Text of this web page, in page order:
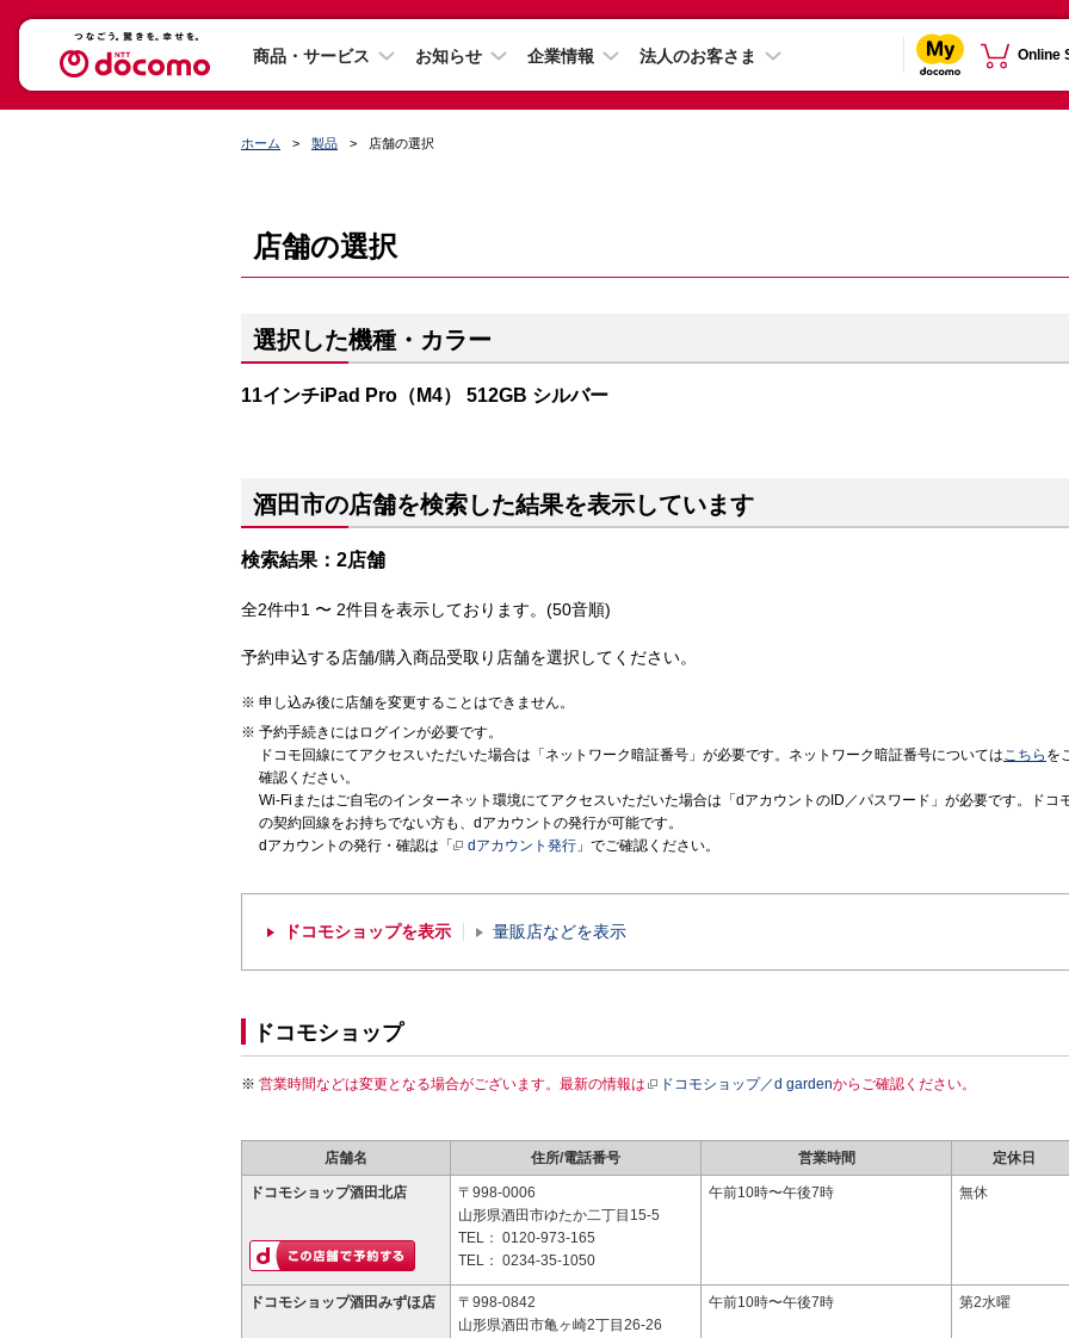
商品・サービス お知らせ 企業情報 法人のお客さま Online
ホーム 製品 店舗の選択
店舗の選択
選択した機種・カラー
11インチiPad Pro（M4） 512GB シルバー
酒田市の店舗を検索した結果を表示しています
検索結果：2店舗
全2件中1 〜 2件目を表示しております。(50音順)
予約申込する店舗/購入商品受取り店舗を選択してください。
申し込み後に店舗を変更することはできません。
予約手続きにはログインが必要です。
ドコモ回線にてアクセスいただいた場合は「ネットワーク暗証番号」が必要です。ネットワーク暗証番号についてはこちら を
確認ください。
Wi-Fiまたはご自宅のインターネット環境にてアクセスいただいた場合は「dアカウントのID／パスワード」が必要です。ドコ
の契約回線をお持ちでない方も、dアカウントの発行が可能です。
dアカウントの発行・確認は「
dアカウント発行 」でご確認ください。
ドコモショップを表示 量販店などを表示
ドコモショップ
営業時間などは変更となる場合がございます。最新の情報は ドコモショップ／d gardenからご確認ください。
店舗名 住所/電話番号 営業時間 定休日
ドコモショップ酒田北店
〒998-0006
山形県酒田市ゆたか二丁目15-5
TEL： 0120-973-165
TEL： 0234-35-1050
午前10時〜午後7時 無休
ドコモショップ酒田みずほ店
〒998-0842
山形県酒田市亀ヶ崎2丁目26-26
午前10時〜午後7時 第2水曜